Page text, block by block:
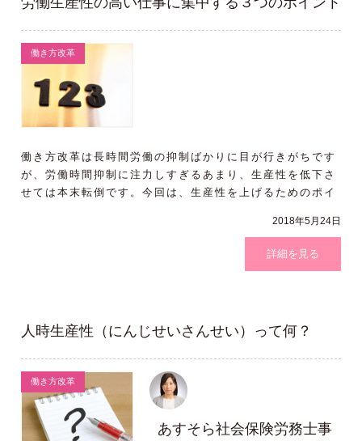
働き方改革
働き方改革は長時間労働の抑制ばかりに目が行きがちです
が、労働時間抑制に注力しすぎるあまり、生産性を低下さ
せては本末転倒です。今回は、生産性を上げるためのポイ
2018年5月24日
詳細を見る
人時生産性（にんじせいさんせい）って何？
働き方改革
あすそら社会保険労務士事